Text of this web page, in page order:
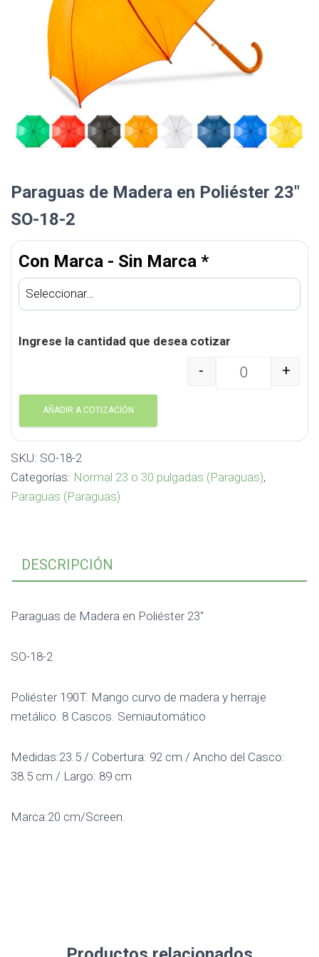
Paraguas de Madera en Poliéster 23″
SO-18-2
Con Marca - Sin Marca *
Ingrese la cantidad que desea cotizar
Paraguas de Madera
- +
AÑADIR A COTIZACIÓN
SKU: SO-18-2
Categorías: Normal 23 o 30 pulgadas (Paraguas),
Paraguas (Paraguas)
DESCRIPCIÓN
Paraguas de Madera en Poliéster 23″
SO-18-2
Poliéster 190T. Mango curvo de madera y herraje
metálico. 8 Cascos. Semiautomático
Medidas:23.5 / Cobertura: 92 cm / Ancho del Casco:
38.5 cm / Largo: 89 cm
Marca:20 cm/Screen.